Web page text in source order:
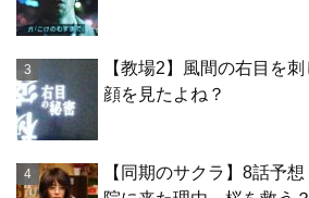
【教場2】風間の右目を
顔を見たよね？
【同期のサクラ】8話予